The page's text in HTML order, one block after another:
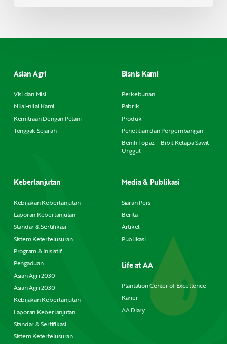
Asian Agri
Visi dan Misi
Nilai-nilai Kami
Kemitraan Dengan Petani
Tonggak Sejarah
Bisnis Kami
Perkebunan
Pabrik
Produk
Penelitian dan Pengembangan
Benih Topaz – Bibit Kelapa Sawit
Unggul
Keberlanjutan
Kebijakan Keberlanjutan
Laporan Keberlanjutan
Standar & Sertifikasi
Sistem Ketertelusuran
Program & Inisiatif
Pengaduan
Asian Agri 2030
Asian Agri 2030
Kebijakan Keberlanjutan
Laporan Keberlanjutan
Standar & Sertifikasi
Sistem Ketertelusuran
Media & Publikasi
Siaran Pers
Berita
Artikel
Publikasi
Life at AA
Plantation Center of Excellence
Karier
AA Diary